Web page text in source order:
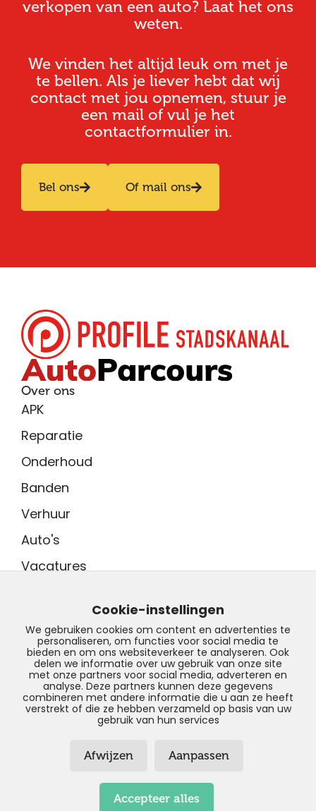
verkopen van een auto? Laat het ons
weten.
We vinden het altijd leuk om met je
te bellen. Als je liever hebt dat wij
contact met jou opnemen, stuur je
een mail of vul je het
contactformulier in.
Bel ons Of mail ons
Over ons
APK
Reparatie
Onderhoud
Banden
Verhuur
Auto's
Vacatures
Tinnegieter 7
9502 EX Stadskanaal
Contact
0599 - 204 050
info@profilestadskanaal.nl
© Copyright 2026 – Profile
Sitemap
SiteOnline
Cookie-instellingen
We gebruiken cookies om content en advertenties te
personaliseren, om functies voor social media te
bieden en om ons websiteverkeer te analyseren. Ook
delen we informatie over uw gebruik van onze site
met onze partners voor social media, adverteren en
analyse. Deze partners kunnen deze gegevens
combineren met andere informatie die u aan ze heeft
verstrekt of die ze hebben verzameld op basis van uw
gebruik van hun services
Afwijzen Aanpassen
Accepteer alles